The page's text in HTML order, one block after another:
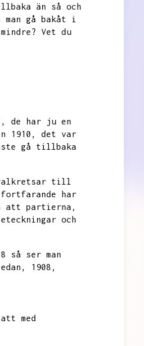
än så och
gå bakåt i
Vet du
de har ju en
1910,
det var
gå tillbaka
valkretsar till
fortfarande har
att partierna,
och
så ser man
1908,
med